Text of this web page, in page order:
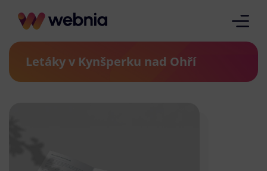
Letáky v Kynšperku nad Ohří